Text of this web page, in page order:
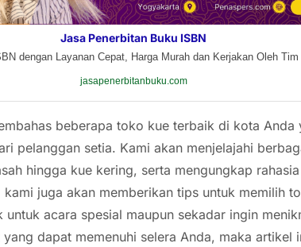
Jasa Penerbitan Buku ISBN
dengan Layanan Cepat, Harga Murah dan Kerjakan Oleh Tim
jasapenerbitanbuku.com
beberapa toko kue terbaik di kota Anda
pelanggan setia. Kami akan menjelajahi
hingga kue kering, serta mengungkap
juga akan memberikan tips untuk memilih
untuk acara spesial maupun sekadar ingin
dapat memenuhi selera Anda, maka artikel